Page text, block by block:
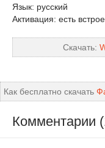
Язык: русский
Активация: есть
Скачать:
Как бесплатно скачать
Комментарии